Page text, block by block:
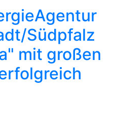
Südpfalz
mit großen